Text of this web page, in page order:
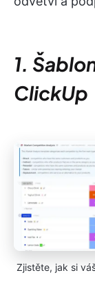
1.
ClickUp
Zjistěte, jak si